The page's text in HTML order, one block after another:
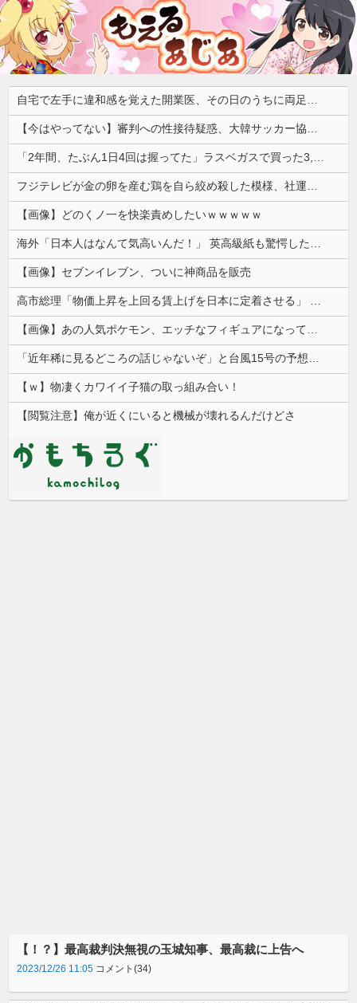
自宅で左手に違和感を覚えた開業医、その日のうちに両足が動かなくなり入院すると……
【今はやってない】審判への性接待疑惑、大韓サッカー協会が声明「現在は一切発生していない」「世界中のサッカー界関係者の皆さんにお詫び」
「2年間、たぶん1日4回は握ってた」ラスベガスで買った3,000円のキーホルダーを調べたら
フジテレビが金の卵を産む鶏を自ら絞め殺した模様、社運を賭けたドル箱コンテンツが御蔵入りになってしまい……
【画像】どのくノ一を快楽責めしたいｗｗｗｗｗ
海外「日本人はなんて気高いんだ！」 英高級紙も驚愕した極限の中の日本人の姿に世界が衝撃
【画像】セブンイレブン、ついに神商品を販売
高市総理「物価上昇を上回る賃上げを日本に定着させる」 →国家公務員月給3.51％増へ 人事院の勧告を受け
【画像】あの人気ポケモン、エッチなフィギュアになってしまう
「近年稀に見るどころの話じゃないぞ」と台風15号の予想進路に困惑する人が多数、偏西風が全く通用していないんだけど……
【ｗ】物凄くカワイイ子猫の取っ組み合い！
【閲覧注意】俺が近くにいると機械が壊れるんだけどさ
【！？】最高裁判決無視の玉城知事、最高裁に上告へ
2023/12/26 11:05 コメント(34)